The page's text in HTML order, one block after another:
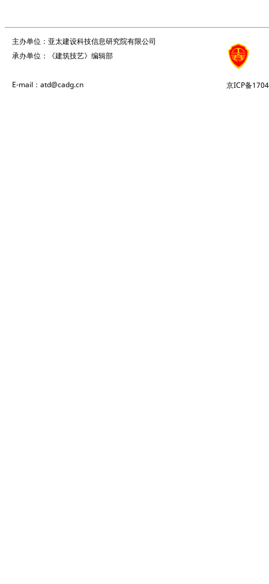
主办单位：亚太建设科技信息研究院有限公司
承办单位：《建筑技艺》编辑部
E-mail：atd@cadg.cn 京ICP备